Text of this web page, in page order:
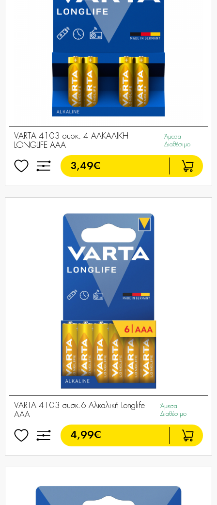
VARTA 4103 συσκ. 4 AΛΚΑΛΙΚΗ
LONGLIFE AAA
Άμεσα
Διαθέσιμο
3,49€
VARTA 4103 συσκ.6 Αλκαλική Longlife
AAA
Άμεσα
Διαθέσιμο
4,99€